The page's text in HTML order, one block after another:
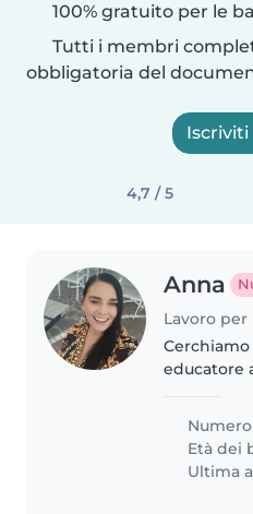
100% gratuito per le
Tutti i membri
obbligatoria del
Iscriviti
4,7 / 5
Anna
educatore
nostro
essere a
faccende
Età dei
Ultima